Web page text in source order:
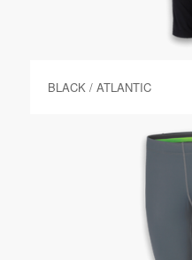
BLACK / ATLANTIC